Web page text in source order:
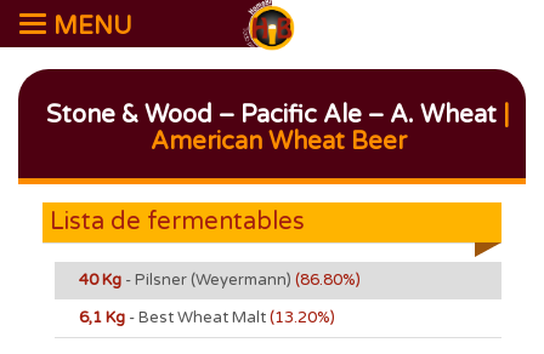
MENU
Stone & Wood – Pacific Ale – A. Wheat
American Wheat Beer
Lista de fermentables
40 Kg - Pilsner (Weyermann) (86.80%)
6,1 Kg - Best Wheat Malt(13.20%)